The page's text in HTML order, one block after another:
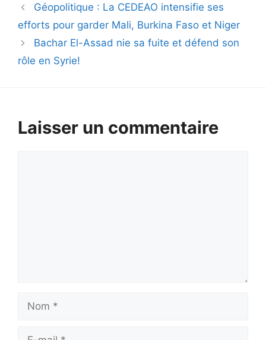
Géopolitique : La CEDEAO intensifie ses
efforts pour garder Mali, Burkina Faso et Niger
Bachar El-Assad nie sa fuite et défend son
rôle en Syrie!
Laisser un commentaire
Nom